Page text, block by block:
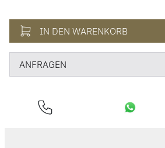
IN DEN WARENKORB
ANFRAGEN